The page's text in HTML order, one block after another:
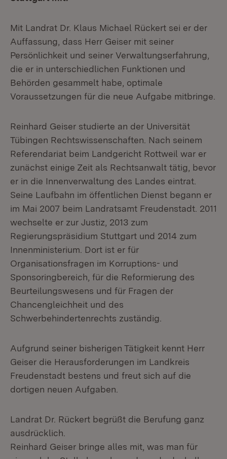
Mit Landrat Dr. Klaus Michael Rückert sei er der
Auffassung, dass Herr Geiser mit seiner
Persönlichkeit und seiner Verwaltungserfahrung,
die er in unterschiedlichen Funktionen und
Behörden gesammelt habe, optimale
Voraussetzungen für die neue Aufgabe mitbringe.
Reinhard Geiser studierte an der Universität
Tübingen Rechtswissenschaften. Nach seinem
Referendariat beim Landgericht Rottweil war er
zunächst einige Zeit als Rechtsanwalt tätig, bevor
er in die Innenverwaltung des Landes eintrat.
Seine Laufbahn im öffentlichen Dienst begann er
im Mai 2007 beim Landratsamt Freudenstadt. 2011
wechselte er zur Justiz, 2013 zum
Regierungspräsidium Stuttgart und 2014 zum
Innenministerium. Dort ist er für
Organisationsfragen im Korruptions- und
Sponsoringbereich, für die Reformierung des
Beurteilungswesens und für Fragen der
Chancengleichheit und des
Schwerbehindertenrechts zuständig.
Aufgrund seiner bisherigen Tätigkeit kennt Herr
Geiser die Herausforderungen im Landkreis
Freudenstadt bestens und freut sich auf die
dortigen neuen Aufgaben.
Landrat Dr. Rückert begrüßt die Berufung ganz
ausdrücklich.
Reinhard Geiser bringe alles mit, was man für